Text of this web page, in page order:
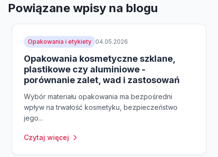
Powiązane wpisy na blogu
Opakowania i etykiety 04.05.2026
Opakowania kosmetyczne szklane,
plastikowe czy aluminiowe -
porównanie zalet, wad i zastosowań
Wybór materiału opakowania ma bezpośredni
wpływ na trwałość kosmetyku, bezpieczeństwo
jego...
Czytaj więcej